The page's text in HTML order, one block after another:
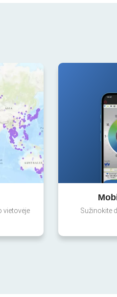
vietovėje
Sužinokite